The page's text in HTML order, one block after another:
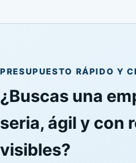
PRESUPUESTO RÁPIDO Y
¿Buscas una
seria, ágil y con
visibles?